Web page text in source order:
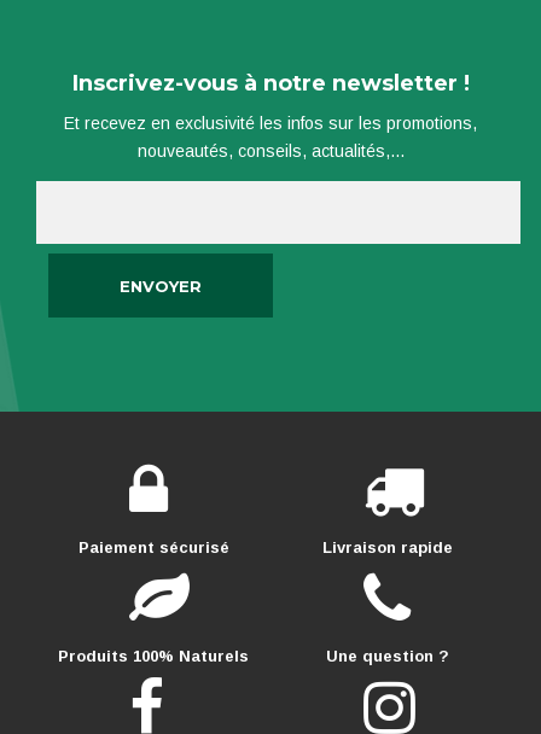
Inscrivez-vous à notre newsletter !
Et recevez en exclusivité les infos sur les promotions,
nouveautés, conseils, actualités,...
Paiement sécurisé Livraison rapide
Produits 100% Naturels Une question ?